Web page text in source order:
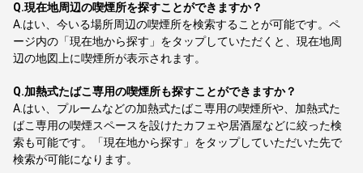
Q.現在地周辺の喫煙所を探すことができますか？
A. はい、今いる場所周辺の喫煙所を検索することが可能です。ペ
ージ内の「現在地から探す」をタップしていただくと、現在地周
辺の地図上に喫煙所が表示されます。
Q.加熱式たばこ専用の喫煙所も探すことができますか？
A. はい、プルームなどの加熱式たばこ専用の喫煙所や、加熱式た
ばこ専用の喫煙スペースを設けたカフェや居酒屋などに絞った検
索も可能です。「現在地から探す」をタップしていただいた先で
検索が可能になります。